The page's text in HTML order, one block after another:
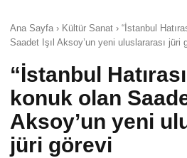
Ana Sayfa › Kültür Sanat › “İstanbul
Saadet Işıl Aksoy’un yeni uluslararası jüri
“İstanbul
konuk olan
Aksoy’un yeni
jüri görevi